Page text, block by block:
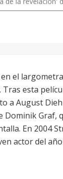
el
esta
a August
Dominik
En 2004
actor del